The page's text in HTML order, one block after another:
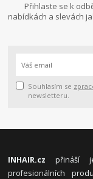
Přihlaste se k
nabídkách a slevách
Souhlasím se
newsletteru.
INHAIR.cz přináší
profesionálních